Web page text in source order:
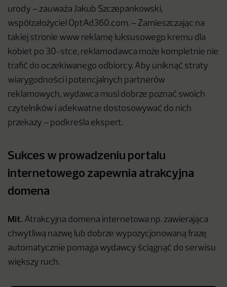
urody – zauważa Jakub Szczepankowski,
współzałożyciel OptAd360.com. – Zamieszczając na
takiej stronie www reklamę luksusowego kremu dla
kobiet po 30-stce, reklamodawca może kompletnie nie
trafić do oczekiwanego odbiorcy. Aby uniknąć straty
wiarygodności i potencjalnych partnerów
reklamowych, wydawca musi dobrze poznać swoich
czytelników i adekwatne dostosowywać do nich
przekazy – podkreśla ekspert.
Sukces w prowadzeniu portalu
internetowego zapewnia atrakcyjna
domena
Mit. Atrakcyjna domena internetowa np. zawierająca
chwytliwą nazwę lub dobrze wypozycjonowaną frazę
automatycznie pomaga wydawcy ściągnąć do serwisu
większy ruch.